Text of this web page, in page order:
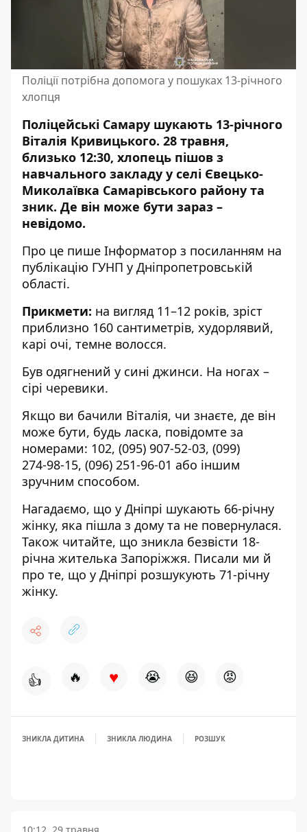
Поліції потрібна допомога у пошуках 13-річного
хлопця
Поліцейські Самару шукають 13-річного
Віталія Кривицького. 28 травня,
близько 12:30, хлопець пішов з
навчального закладу у селі Євецько-
Миколаївка Самарівського району та
зник. Де він може бути зараз –
невідомо.
Про це пише Інформатор з посиланням на
публікацію ГУНП у Дніпропетровській
області.
Прикмети: на вигляд 11–12 років, зріст
приблизно 160 сантиметрів, худорлявий,
карі очі, темне волосся.
Був одягнений у сині джинси. На ногах –
сірі черевики.
Якщо ви бачили Віталія, чи знаєте, де він
може бути, будь ласка, повідомте за
номерами: 102, (095) 907‑52‑03, (099)
274‑98‑15, (096) 251‑96‑01 або іншим
зручним способом.
Нагадаємо, що у Дніпрі шукають 66-річну
жінку, яка пішла з дому та не повернулася.
Також читайте, що зникла безвісти 18-
річна жителька Запоріжжя. Писали ми й
про те, що у Дніпрі розшукують 71-річну
жінку.
👍 🔥 ♥ 😭 😆 😡
ЗНИКЛА ДИТИНА ЗНИКЛА ЛЮДИНА РОЗШУК